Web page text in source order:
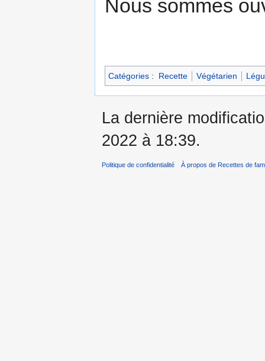
Nous sommes
Catégories : Recette Végétarien
La dernière
2022 à 18:39.
Politique de confidentialité À propos de Recettes de